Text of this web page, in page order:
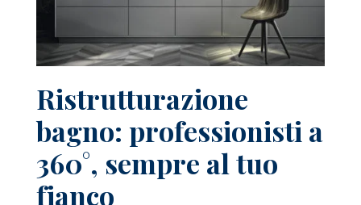
Ristrutturazione
bagno: professionisti a
360°, sempre al tuo
fianco